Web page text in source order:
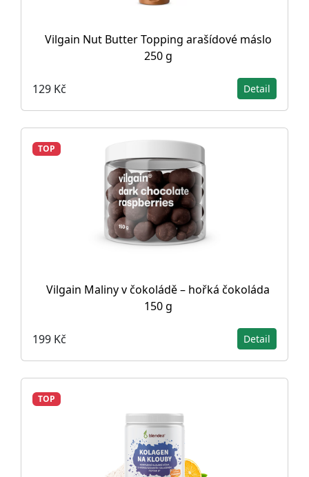
Vilgain Nut Butter Topping arašídové máslo
250 g
129 Kč Detail
TOP
Vilgain Maliny v čokoládě – hořká čokoláda
150 g
199 Kč Detail
TOP